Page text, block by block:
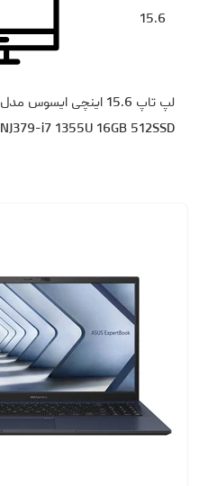
15.6
NJ379-i7 1355U 16GB 512SSD - کاستوم شده